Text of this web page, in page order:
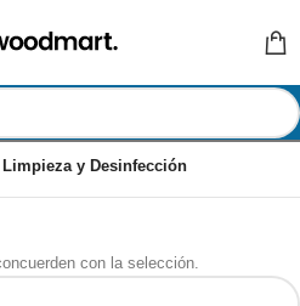
y Desinfección
con la selección.